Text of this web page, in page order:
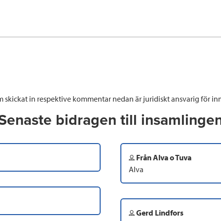
skickat in respektive kommentar nedan är juridiskt ansvarig för
bidragen till
Från Alva o Tuva
Alva
Gerd Lindfors